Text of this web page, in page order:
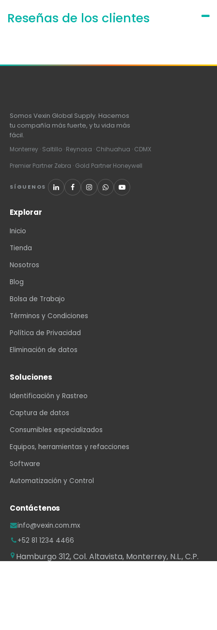
Reseñas de los clientes
Somos Vexin Global Supply. Hacemos
tu compañía más fuerte, y tu vida más
fácil.
Monterrey · Saltillo · Reynosa · Chihuahua · CDMX
Premier Partner Zebra · Gold Partner Honeywell
SÍGUENOS
Explorar
Inicio
Tienda
Nosotros
Blog
Bolsa de Trabajo
Términos y Condiciones
Política de Privacidad
Eliminación de datos
Soluciones
Identificación y Rastreo
Captura de datos
Consumibles especializados
Equipos, herramientas y refacciones
Software
Automatización y Control
Contáctenos
info@vexin.com.mx
+52 81 1234 4466
Hamburgo 312, Col. Altavista, Monterrey, N.L., C.P.